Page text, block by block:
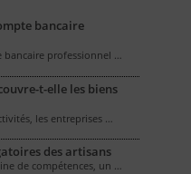
bancaire
bancaire professionnel …
t-elle les biens
les entreprises …
des artisans
de compétences, un …